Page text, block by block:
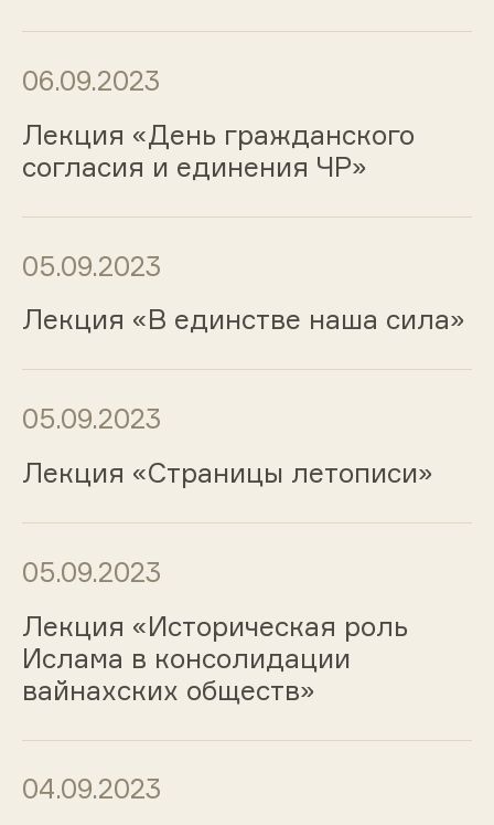
06.09.2023
Лекция «День гражданского
согласия и единения ЧР»
05.09.2023
Лекция «В единстве наша сила»
05.09.2023
Лекция «Страницы летописи»
05.09.2023
Лекция «Историческая роль
Ислама в консолидации
вайнахских обществ»
04.09.2023